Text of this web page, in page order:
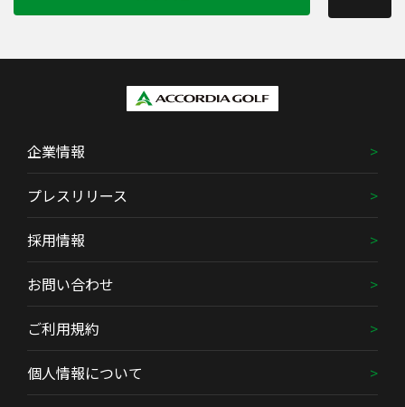
企業情報
プレスリリース
採用情報
お問い合わせ
ご利用規約
個人情報について